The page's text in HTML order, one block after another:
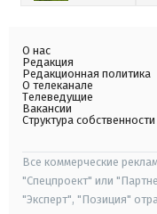
О нас
Редакция
Редакционная политика
О телеканале
Телеведущие
Вакансии
Структура собственности
Все коммерческие
"Спецпроект" или
"Эксперт", "Позиция"